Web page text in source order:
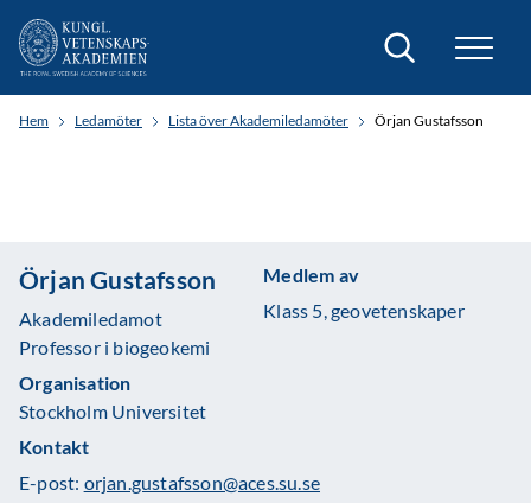
Sök
Hem Ledamöter Lista över Akademiledamöter Örjan Gustafsson
Örjan Gustafsson
Akademiledamot
Professor i biogeokemi
Organisation
Stockholm Universitet
Medlem av
Klass 5, geovetenskaper
Kontakt
E-post: orjan.gustafsson@aces.su.se